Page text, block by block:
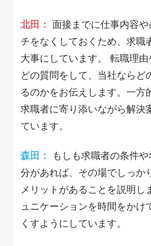
北田： 面接までに仕事内容
チをなくしておくため、求職
大事にしています。 転職理
どの質問をして、当社ならど
るのかをお伝えします。一方
求職者に寄り添いながら解決
ています。
森田：
もしも求職者の条件
分があれば、その場でしっか
メリットがあることを説明し
ュニケーションを時間をかけ
くすようにしています。